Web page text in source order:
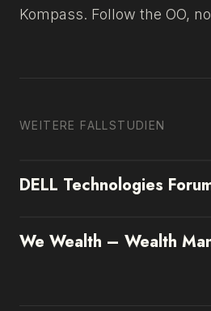
Kompass. Follow the OO,
WEITERE FALLSTUDIEN
DELL Technologies
We Wealth – Wealth